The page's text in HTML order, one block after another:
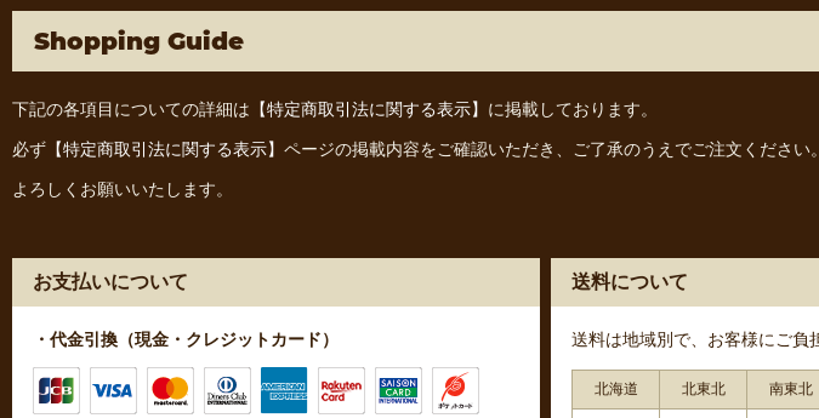
Shopping Guide
下記の各項目についての詳細は 【特定商取引法に関する表示】 に掲載しております。
必ず 【特定商取引法に関する表示】 ページの掲載内容をご確認いただき、ご了承のうえでご注文ください。
よろしくお願いいたします。
お支払いについて
・代金引換（現金・クレジットカード）
送料について
送料は地域別で、お客様にご負
北海道 北東北 南東北